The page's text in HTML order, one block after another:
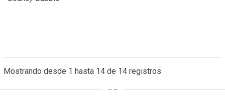
Mostrando desde 1 hasta 14 de 14 registros